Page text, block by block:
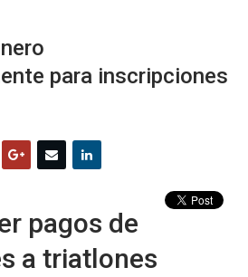
para inscripciones
pagos de
a triatlones